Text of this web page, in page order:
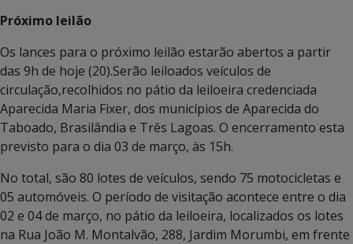
Próximo leilão
Os lances para o próximo leilão estarão abertos a partir
das 9h de hoje (20).Serão leiloados veículos de
circulação,recolhidos no pátio da leiloeira credenciada
Aparecida Maria Fixer, dos municípios de Aparecida do
Taboado, Brasilândia e Três Lagoas. O encerramento esta
previsto para o dia 03 de março, às 15h.
No total, são 80 lotes de veículos, sendo 75 motocicletas e
05 automóveis. O período de visitação acontece entre o dia
02 e 04 de março, no pátio da leiloeira, localizados os lotes
na Rua João M. Montalvão, 288, Jardim Morumbi, em frente